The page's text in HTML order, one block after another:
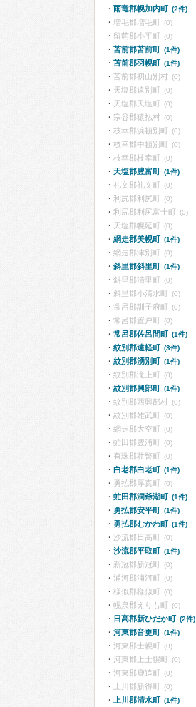
雨竜郡幌加内町 (2件)
増毛郡増毛町 (0)
留萌郡小平町 (0)
苫前郡苫前町 (1件)
苫前郡羽幌町 (1件)
苫前郡初山別村 (0)
天塩郡遠別町 (0)
天塩郡天塩町 (0)
宗谷郡猿払村 (0)
枝幸郡浜頓別町 (0)
枝幸郡中頓別町 (0)
枝幸郡枝幸町 (0)
天塩郡豊富町 (1件)
礼文郡礼文町 (0)
利尻郡利尻町 (0)
利尻郡利尻富士町 (0)
天塩郡幌延町 (0)
網走郡美幌町 (1件)
網走郡津別町 (0)
斜里郡斜里町 (1件)
斜里郡清里町 (0)
斜里郡小清水町 (0)
常呂郡訓子府町 (0)
常呂郡置戸町 (0)
常呂郡佐呂間町 (1件)
紋別郡遠軽町 (3件)
紋別郡湧別町 (1件)
紋別郡滝上町 (0)
紋別郡興部町 (1件)
紋別郡西興部村 (0)
紋別郡雄武町 (0)
網走郡大空町 (0)
虻田郡豊浦町 (0)
有珠郡壮瞥町 (0)
白老郡白老町 (1件)
勇払郡厚真町 (0)
虻田郡洞爺湖町 (1件)
勇払郡安平町 (1件)
勇払郡むかわ町 (1件)
沙流郡日高町 (0)
沙流郡平取町 (1件)
新冠郡新冠町 (0)
浦河郡浦河町 (0)
様似郡様似町 (0)
幌泉郡えりも町 (0)
日高郡新ひだか町 (2件)
河東郡音更町 (1件)
河東郡士幌町 (0)
河東郡上士幌町 (0)
河東郡鹿追町 (0)
上川郡新得町 (0)
上川郡清水町 (1件)